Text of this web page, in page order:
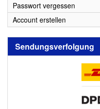
Passwort vergessen
Account erstellen
Sendungsverfolgung